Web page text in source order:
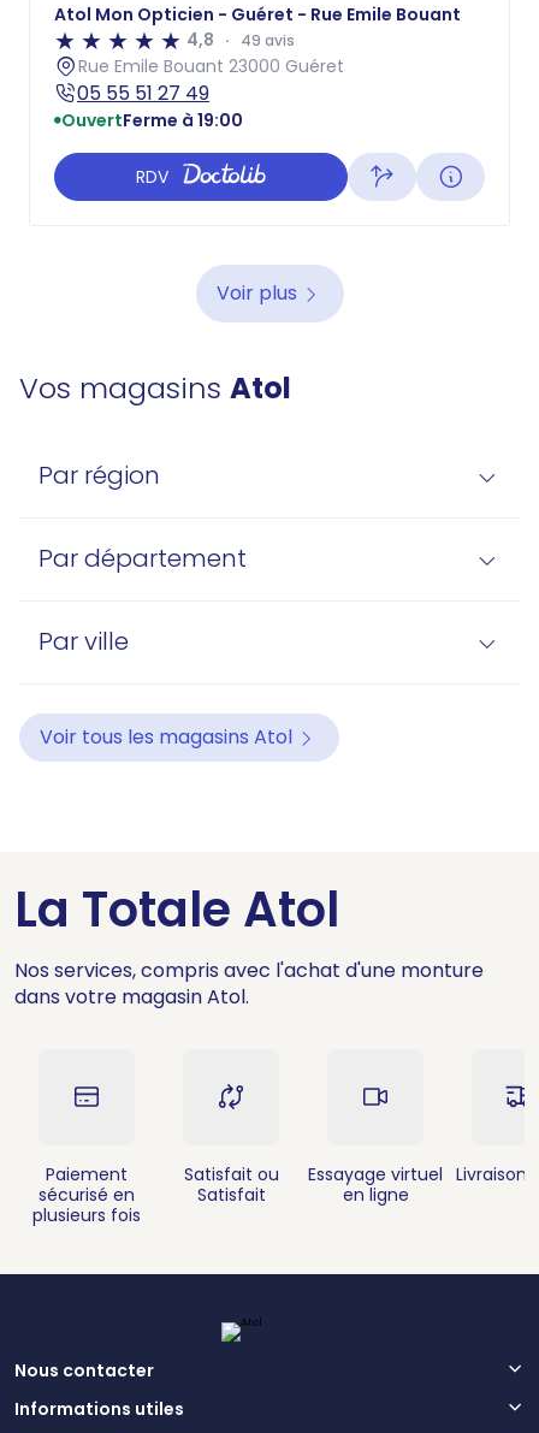
Atol Mon Opticien - Guéret - Rue Emile Bouant
4,8
49 avis
Rue Emile Bouant 23000 Guéret
05 55 51 27 49
OuvertFerme à 19:00
RDV
Voir plus
Vos magasins Atol
Par région
Par département
Par ville
Voir tous les magasins Atol
La Totale Atol
Nos services, compris avec l'achat d'une monture
dans votre magasin Atol.
Paiement
sécurisé en
plusieurs fois
Satisfait ou
Satisfait
Essayage virtuel
en ligne
Livraison
Nous contacter
Informations utiles